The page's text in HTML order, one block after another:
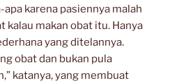
karena pasiennya malah
kalau makan obat itu. Hanya
yang ditelannya.
obat dan bukan pula
katanya, yang membuat